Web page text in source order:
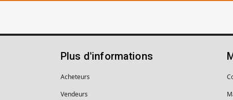
Plus d'informations
Acheteurs
Vendeurs